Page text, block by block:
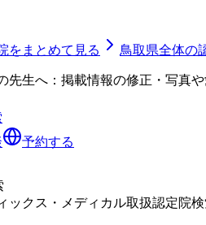
をまとめて見る 鳥取県全体の
先生へ：掲載情報の修正・写真
予約する
ックス・メディカル取扱認定院検